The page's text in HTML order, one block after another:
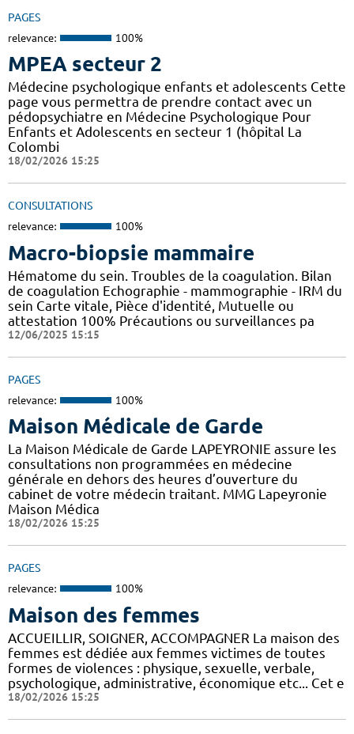
PAGES
relevance: 100%
MPEA secteur 2
Médecine psychologique enfants et adolescents Cette
page vous permettra de prendre contact avec un
pédopsychiatre en Médecine Psychologique Pour
Enfants et Adolescents en secteur 1 (hôpital La
Colombi
18/02/2026 15:25
CONSULTATIONS
relevance: 100%
Macro-biopsie mammaire
Hématome du sein. Troubles de la coagulation. Bilan
de coagulation Echographie - mammographie - IRM du
sein Carte vitale, Pièce d'identité, Mutuelle ou
attestation 100% Précautions ou surveillances pa
12/06/2025 15:15
PAGES
relevance: 100%
Maison Médicale de Garde
La Maison Médicale de Garde LAPEYRONIE assure les
consultations non programmées en médecine
générale en dehors des heures d’ouverture du
cabinet de votre médecin traitant. MMG Lapeyronie
Maison Médica
18/02/2026 15:25
PAGES
relevance: 100%
Maison des femmes
ACCUEILLIR, SOIGNER, ACCOMPAGNER La maison des
femmes est dédiée aux femmes victimes de toutes
formes de violences : physique, sexuelle, verbale,
psychologique, administrative, économique etc... Cet e
18/02/2026 15:25